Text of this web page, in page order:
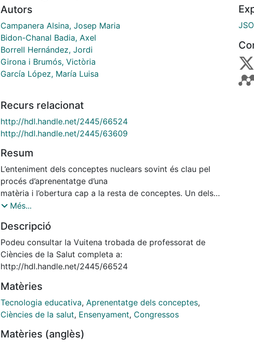
Autors
Campanera Alsina, Josep Maria
Bidon-Chanal Badia, Axel
Borrell Hernández, Jordi
Girona i Brumós, Victòria
García López, María Luisa
Recurs relacionat
http://hdl.handle.net/2445/66524
http://hdl.handle.net/2445/63609
Resum
L’enteniment dels conceptes nuclears sovint és clau pel
procés d’aprenentatge d’una
matèria i l’obertura cap a la resta de conceptes. Un dels
conceptes més difícils de
quantització de l’energia i les
seves implicacions en l’espectroscòpia i conseqüentment
en el camp de la determinació
estructural. En aquest projecte (2014PID-UB/020)
interactiva ESPECTRE
(http://glimmer.rstudio.com/campa/espectre3a), per tot
tipus de
concepte científic complex amb
Més...
Descripció
Podeu consultar la Vuitena trobada de professorat de
Ciències de la Salut completa a:
http://hdl.handle.net/2445/66524
Matèries
Tecnologia educativa, Aprenentatge dels conceptes,
Ciències de la salut, Ensenyament, Congressos
Matèries (anglès)